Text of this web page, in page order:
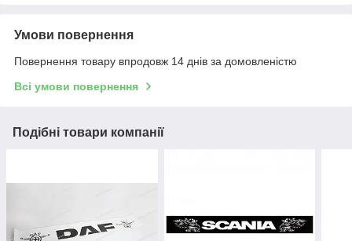
Умови повернення
Повернення товару впродовж 14 днів за домовленістю
Всі умови повернення
Подібні товари компанії